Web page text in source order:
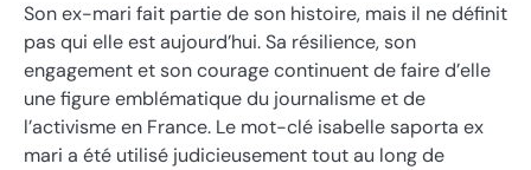
Son ex-mari fait partie de son histoire, mais il ne définit
pas qui elle est aujourd’hui. Sa résilience, son
engagement et son courage continuent de faire d’elle
une figure emblématique du journalisme et de
l’activisme en France. Le mot-clé isabelle saporta ex
mari a été utilisé judicieusement tout au long de